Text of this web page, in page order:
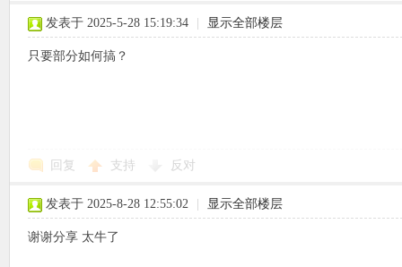
发表于 2025-5-28 15:19:34 显示全部楼层
只要部分如何搞？
回复 支持 反对
发表于 2025-8-28 12:55:02 显示全部楼层
谢谢分享 太牛了